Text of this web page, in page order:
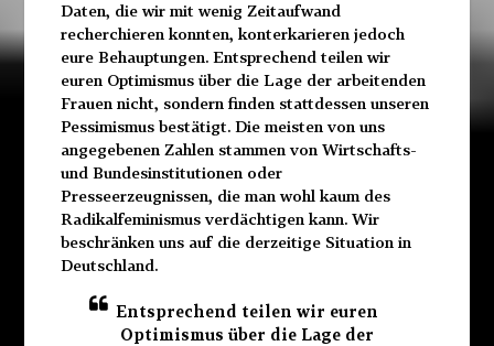
Daten, die wir mit wenig Zeitaufwand
recherchieren konnten, konterkarieren jedoch
eure Behauptungen. Entsprechend teilen wir
euren Optimismus über die Lage der arbeitenden
Frauen nicht, sondern finden stattdessen unseren
Pessimismus bestätigt. Die meisten von uns
angegebenen Zahlen stammen von Wirtschafts-
und Bundesinstitutionen oder
Presseerzeugnissen, die man wohl kaum des
Radikalfeminismus verdächtigen kann. Wir
beschränken uns auf die derzeitige Situation in
Deutschland.
Entsprechend teilen wir euren
Optimismus über die Lage der